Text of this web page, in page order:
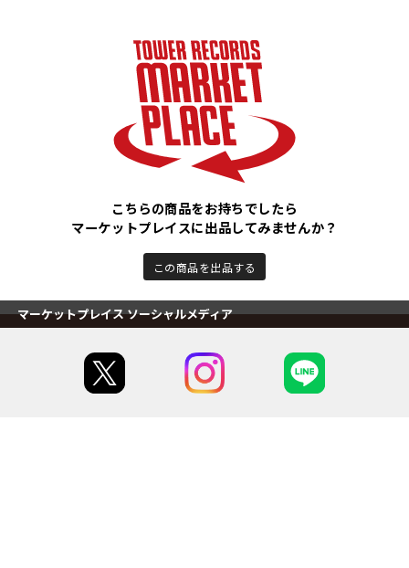
こちらの商品をお持ちでしたら
マーケットプレイスに出品してみませんか？
この商品を出品する
マーケットプレイス ソーシャルメディア